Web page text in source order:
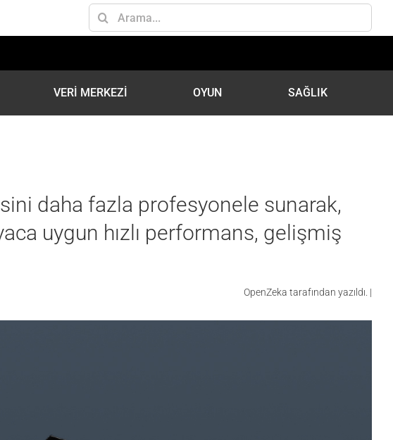
Ara:
VERİ MERKEZİ OYUN SAĞLIK
daha fazla profesyonele sunarak,
uygun hızlı performans, gelişmiş
OpenZeka tarafından yazıldı. |